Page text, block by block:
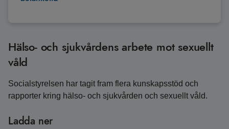
Hälso- och sjukvårdens arbete mot sexuellt
våld
Socialstyrelsen har tagit fram flera kunskapsstöd och
rapporter kring hälso- och sjukvården och sexuellt våld.
Ladda ner